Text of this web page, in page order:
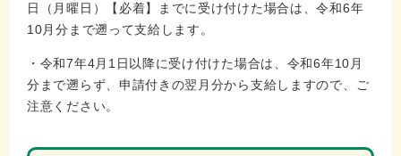
日（月曜日）【必着】までに受け付けた場合は、令和6年
10月分まで遡って支給します。
・令和7年4月1日以降に受け付けた場合は、令和6年10月
分まで遡らず、申請付きの翌月分から支給しますので、ご
注意ください。